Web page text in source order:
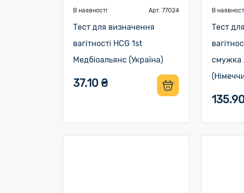
В наявності Арт. 77024
Тест для визначення
вагітності HCG 1st
Медбіоальянс (Україна)
37.10 ₴
В
Тест